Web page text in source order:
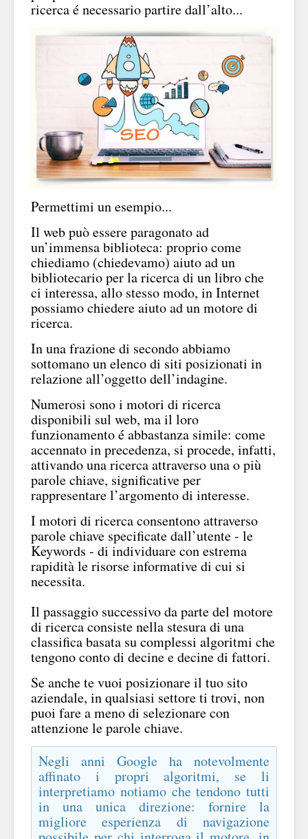
ricerca é necessario partire dall’alto...
Permettimi un esempio...
Il web può essere paragonato ad
un’immensa biblioteca: proprio come
chiediamo (chiedevamo) aiuto ad un
bibliotecario per la ricerca di un libro che
ci interessa, allo stesso modo, in Internet
possiamo chiedere aiuto ad un motore di
ricerca.
In una frazione di secondo abbiamo
sottomano un elenco di siti posizionati in
relazione all’oggetto dell’indagine.
Numerosi sono i motori di ricerca
disponibili sul web, ma il loro
funzionamento é abbastanza simile: come
accennato in precedenza, si procede, infatti,
attivando una ricerca attraverso una o più
parole chiave, significative per
rappresentare l’argomento di interesse.
I motori di ricerca consentono attraverso
parole chiave specificate dall’utente - le
Keywords - di individuare con estrema
rapidità le risorse informative di cui si
necessita.
Il passaggio successivo da parte del motore
di ricerca consiste nella stesura di una
classifica basata su complessi algoritmi che
tengono conto di decine e decine di fattori.
Se anche te vuoi posizionare il tuo sito
aziendale, in qualsiasi settore ti trovi, non
puoi fare a meno di selezionare con
attenzione le parole chiave.
Negli anni Google ha notevolmente
affinato i propri algoritmi, se li
interpretiamo notiamo che tendono tutti
in una unica direzione: fornire la
migliore esperienza di navigazione